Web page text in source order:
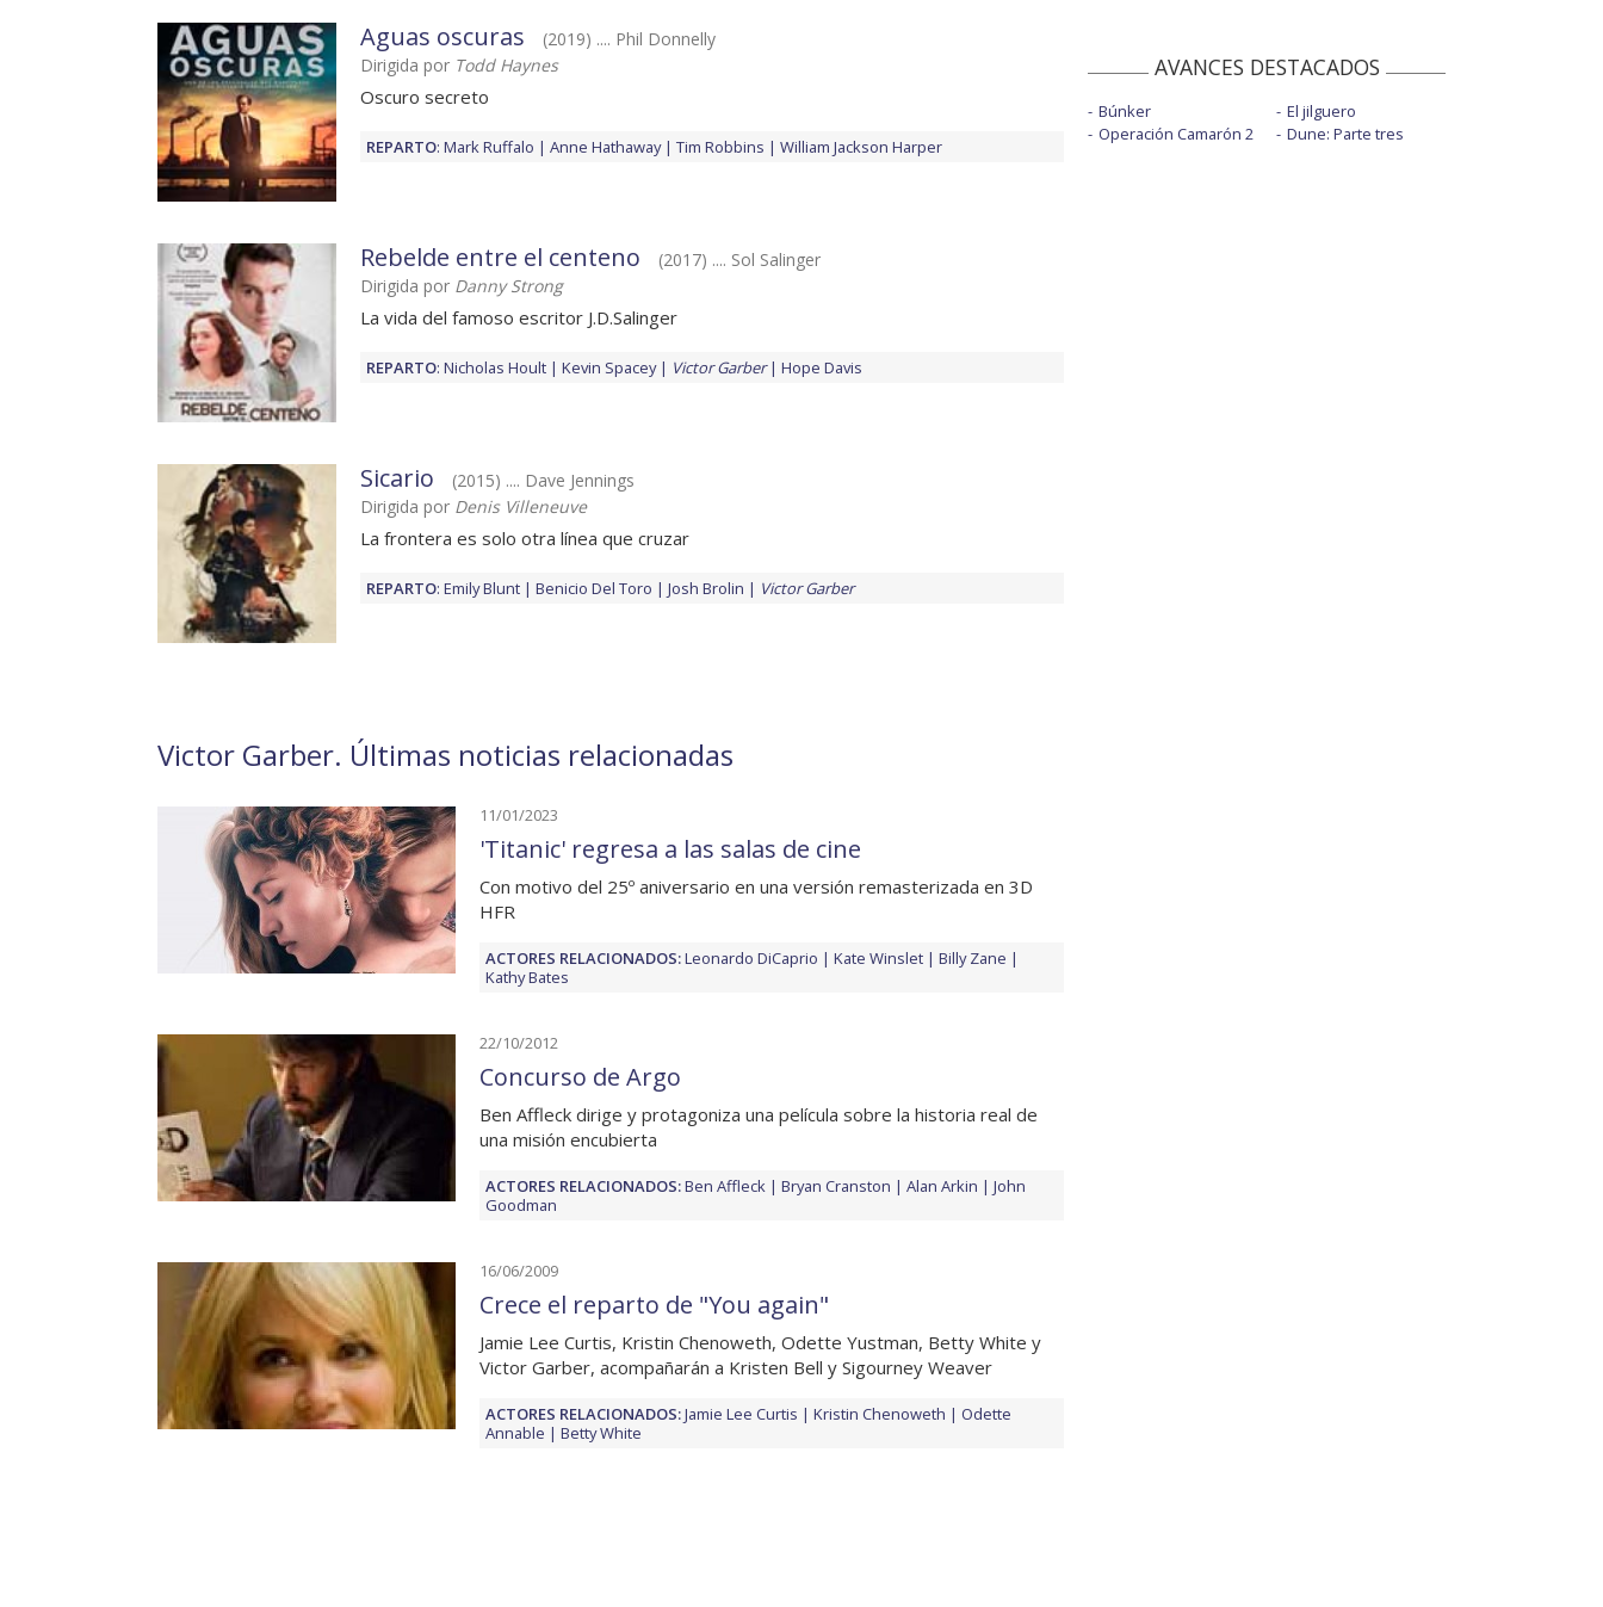
Aguas oscuras
(2019) .... Phil Donnelly
Dirigida por Todd Haynes
Oscuro secreto
REPARTO: Mark Ruffalo Anne Hathaway Tim Robbins William Jackson Harper
Rebelde entre el centeno
(2017) .... Sol Salinger
Dirigida por Danny Strong
La vida del famoso escritor J.D.Salinger
REPARTO: Nicholas Hoult Kevin Spacey Victor Garber Hope Davis
Sicario
(2015) .... Dave Jennings
Dirigida por Denis Villeneuve
La frontera es solo otra línea que cruzar
REPARTO: Emily Blunt Benicio Del Toro Josh Brolin Victor Garber
Victor Garber. Últimas noticias relacionadas
11/01/2023
'Titanic' regresa a las salas de cine
Con motivo del 25º aniversario en una versión remasterizada en 3D
HFR
ACTORES RELACIONADOS:Leonardo DiCaprio Kate Winslet
Billy Zane
Kathy Bates
22/10/2012
Concurso de Argo
Ben Affleck dirige y protagoniza una película sobre la historia real de
una misión encubierta
ACTORES RELACIONADOS:Ben Affleck Bryan Cranston Alan Arkin
John
Goodman
16/06/2009
Crece el reparto de "You again"
Jamie Lee Curtis, Kristin Chenoweth, Odette Yustman, Betty White y
Victor Garber, acompañarán a Kristen Bell y Sigourney Weaver
ACTORES RELACIONADOS:Jamie Lee Curtis Kristin Chenoweth
Odette
Annable
Betty White
AVANCES DESTACADOS
Búnker
Operación Camarón 2
El jilguero
Dune: Parte tres